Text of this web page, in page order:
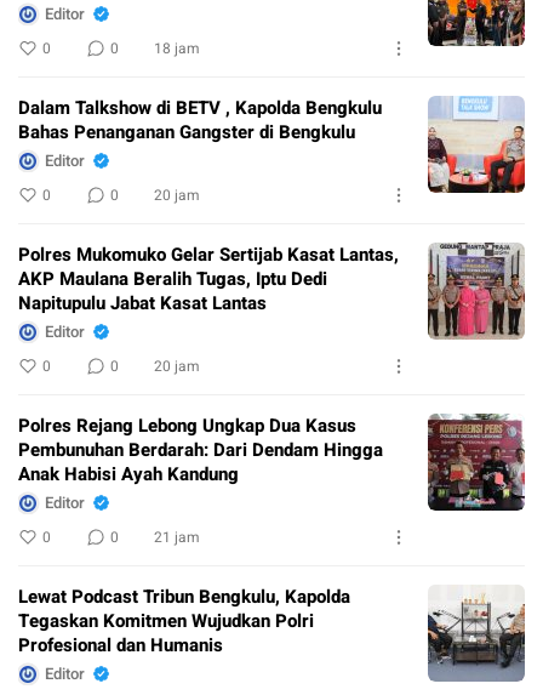
Editor
0 0 18 jam
Dalam Talkshow di BETV , Kapolda Bengkulu
Bahas Penanganan Gangster di Bengkulu
Editor
0 0 20 jam
Polres Mukomuko Gelar Sertijab Kasat Lantas,
AKP Maulana Beralih Tugas, Iptu Dedi
Napitupulu Jabat Kasat Lantas
Editor
0 0 20 jam
Polres Rejang Lebong Ungkap Dua Kasus
Pembunuhan Berdarah: Dari Dendam Hingga
Anak Habisi Ayah Kandung
Editor
0 0 21 jam
Lewat Podcast Tribun Bengkulu, Kapolda
Tegaskan Komitmen Wujudkan Polri
Profesional dan Humanis
Editor